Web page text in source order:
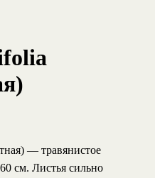
— травянистое
см. Листья сильно